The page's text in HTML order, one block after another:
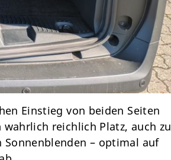
Einstieg von beiden Seiten
reichlich Platz, auch zu
– optimal auf